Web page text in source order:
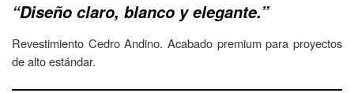
“Diseño claro, blanco y elegante.”
Revestimiento Cedro Andino. Acabado premium para proyectos
de alto estándar.